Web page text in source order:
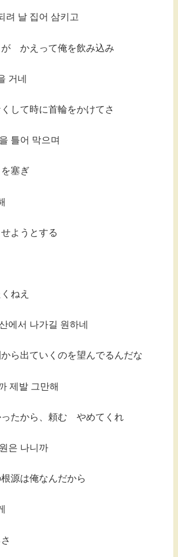
려 날 집어 삼키고
が かえって俺を飲み込み
거네
して時に首輪をかけてさ
틀어 막으며
塞ぎ
ようとする
くねえ
에서 나가길 원하네
ら出ていくのを望んでるんだな
제발 그만해
たから、頼む やめてくれ
은 나니까
源は俺なんだから